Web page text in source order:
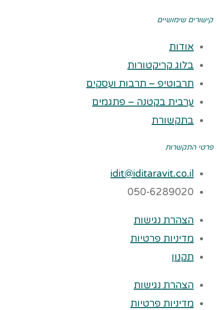
קישורים שימושיים
אודות
בלוג קריקטורות
תרבוטיפ – תרבות ועסקים
ערבית בקטנה – פתגמים
בתקשורת
פרטי התקשרות
idit@iditaravit.co.il
050-6289020
הצהרת נגישות
מדיניות פרטיות
תקנון
הצהרת נגישות
מדיניות פרטיות